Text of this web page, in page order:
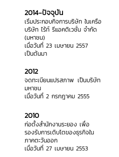
2010
ก่อตั้งสำนักงานระยอง เพื่อ
รองรับการเติบโตของธุรกิจใน
ภาคตะวันออก
เมื่อวันที่ 27 เมษายน 2553
2012
จดทะเบียนแปรสภาพ เป็นบริษัท
มหาชน
เมื่อวันที่ 2 กรกฎาคม 2555
2014-ปัจจุบัน
เริ่มประกอบกิจการบริษัท ในเครือ
บริษัท ไร้ท์ รีแอคติเวชั่น จำกัด
(มหาชน)
เมื่อวันที่ 23 เมษายน 2557
เป็นต้นมา